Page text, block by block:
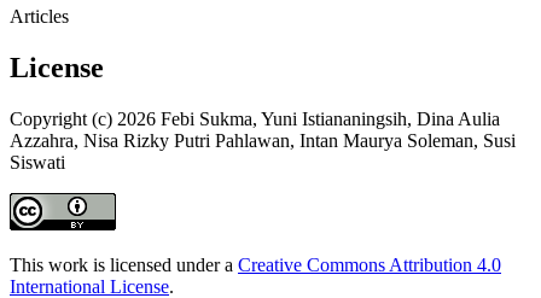
Articles
License
Copyright (c) 2026 Febi Sukma, Yuni Istiananingsih, Dina Aulia
Azzahra, Nisa Rizky Putri Pahlawan, Intan Maurya Soleman, Susi
Siswati
This work is licensed under a Creative Commons Attribution 4.0
International License.